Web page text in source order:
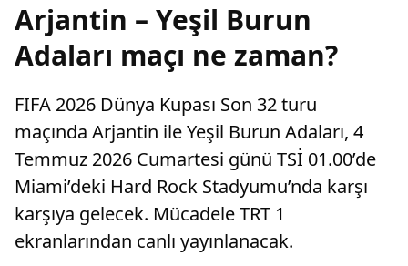
Arjantin – Yeşil Burun
Adaları maçı ne zaman?
FIFA 2026 Dünya Kupası Son 32 turu
maçında Arjantin ile Yeşil Burun Adaları, 4
Temmuz 2026 Cumartesi günü TSİ 01.00’de
Miami’deki Hard Rock Stadyumu’nda karşı
karşıya gelecek. Mücadele TRT 1
ekranlarından canlı yayınlanacak.